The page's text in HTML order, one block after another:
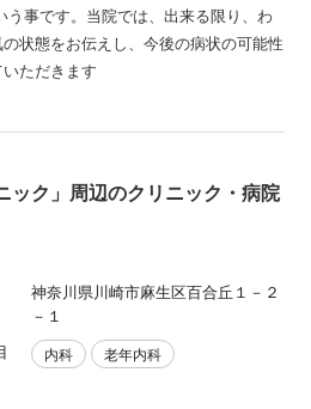
事です。当院では、出来る限り、わ
状態をお伝えし、今後の病状の可能性
ただきます
ック」周辺のクリニック・病院
神奈川県川崎市麻生区百合丘１－２
－１
内科 老年内科